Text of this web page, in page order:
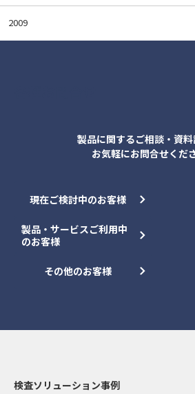
2009
製品に関するご相談・資料
お気軽にお問合せくだ
現在ご検討中のお客様
製品・サービスご利用中
のお客様
その他のお客様
検査ソリューション事例